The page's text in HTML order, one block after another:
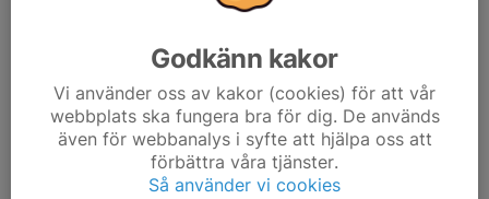
möter Munkedal Padel Club och Falkenbergs Padelförening.
SPL KVAL
Lördag 21 mars - We4 Padel, kl. 10-19
Kl. 10 - Trestad Padel Club vs. Munkedal Padel Club
Kl. 13 - Munkedal Padel Club - Falkenbergs Padelförening
Kl. 16 - Falkenbergs Padelförening - Munkedal Padel Club
Godkänn kakor
Vi använder oss av kakor (cookies) för att vår
webbplats ska fungera bra för dig. De används
även för webbanalys i syfte att hjälpa oss att
förbättra våra tjänster.
Så använder vi cookies